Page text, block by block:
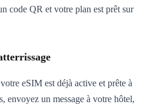
code QR et votre plan est prêt sur
eSIM est déjà active et prête à
envoyez un message à votre hôtel,